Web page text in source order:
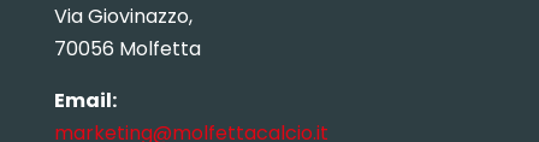
Via Giovinazzo,
70056 Molfetta
Email:
marketing@molfettacalcio.it